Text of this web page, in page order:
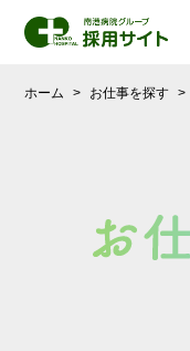
ホーム > お仕事を探す >